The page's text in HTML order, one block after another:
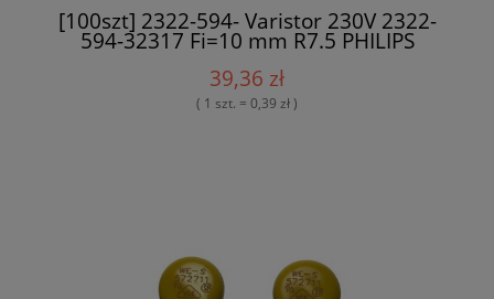
[100szt] 2322-594- Varistor 230V 2322-
594-32317 Fi=10 mm R7.5 PHILIPS
39,36 zł
( 1 szt. = 0,39 zł )